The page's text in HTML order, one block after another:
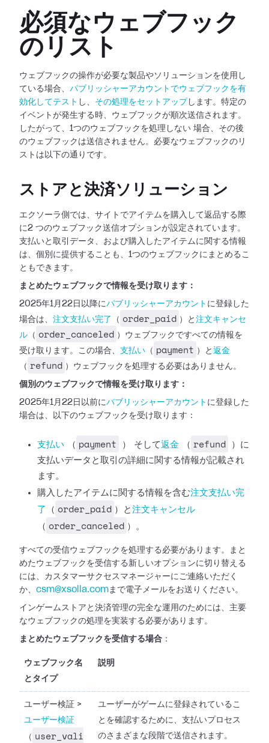
必須なウェブフック
のリスト
ウェブフックの操作が必要な製品やソリューションを使用し
ている場合、 パブリッシャーアカウントでウェブフックを有
効化してテスト し、 その処理をセットアップ します。特定の
イベントが発生する時、ウェブフックが順次送信されます。
したがって、1つのウェブフックを処理しない 場合、その後
のウェブフックは送信されません。必要なウェブフックのリ
ストは以下の通りです。
ストアと決済ソリューション
エクソーラ側では、サイトでアイテムを購入して返品する際
に2 つのウェブフック送信オプションが設定されています。
支払いと取引データ、および購入したアイテムに関する情報
は、個別に提供することも、1つのウェブフックにまとめるこ
ともできます。
まとめたウェブフックで情報を受け取ります：
2025年1月22日以降にパブリッシャーアカウント に登録した
場合は、 注文支払い完了 （ order_paid ）と 注文キャンセ
ル （ order_canceled ）ウェブフックですべての情報を
受け取ります。この場合、 支払い （ payment ）と 返金
（ refund ）ウェブフックを処理する必要はありません。
個別のウェブフックで情報を受け取ります：
2025年1月22日以前にパブリッシャーアカウント に登録した
場合は、以下のウェブフックを受け取ります：
支払い （ payment ） そして返金 （ refund
）に
支払いデータと取引の詳細に関する情報が記載され
ます。
購入したアイテムに関する情報を含む注文支払い完
了
（ order_paid ）と 注文キャンセル
（ order_canceled ）。
すべての受信ウェブフックを処理する必要があります。まと
めたウェブフックを受信する新しいオプションに切り替える
には、カスタマーサクセスマネージャーにご連絡いただく
か、 csm@xsolla.comまで電子メールをお送りください。
インゲームストアと決済管理の完全な運用のためには、主要
なウェブフックの処理を実装する必要があります。
まとめたウェブフックを受信する場合 ：
ウェブフック名
とタイプ
説明
ユーザー検証 >
ユーザー検証
（ user_vali
ユーザーがゲームに登録されているこ
とを確認するために、支払いプロセス
のさまざまな段階で送信されます。